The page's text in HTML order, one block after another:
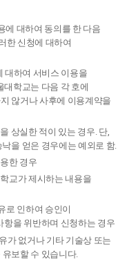
대하여 동의를 한 다음
한 신청에 대하여
대하여 서비스 이용을
대학교는 다음 각 호에
않거나 사후에 이용계약을
상실한 적이 있는 경우. 단,
을 얻은 경우에는 예외로 함.
한 경우
교가 제시하는 내용을
로 인하여 승인이
항을 위반하며 신청하는 경우
가 없거나 기타 기술상 또는
보할 수 있습니다.